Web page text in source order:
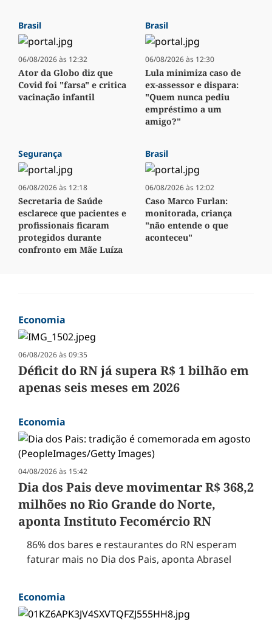
Brasil
06/08/2026 às 12:32
Ator da Globo diz que
Covid foi "farsa" e critica
vacinação infantil
Brasil
06/08/2026 às 12:30
Lula minimiza caso de
ex-assessor e dispara:
"Quem nunca pediu
empréstimo a um
amigo?"
Segurança
06/08/2026 às 12:18
Secretaria de Saúde
esclarece que pacientes e
profissionais ficaram
protegidos durante
confronto em Mãe Luíza
Brasil
06/08/2026 às 12:02
Caso Marco Furlan:
monitorada, criança
"não entende o que
aconteceu"
Economia
06/08/2026 às 09:35
Déficit do RN já supera R$ 1 bilhão em
apenas seis meses em 2026
Economia
04/08/2026 às 15:42
Dia dos Pais deve movimentar R$ 368,2
milhões no Rio Grande do Norte,
aponta Instituto Fecomércio RN
86% dos bares e restaurantes do RN esperam
faturar mais no Dia dos Pais, aponta Abrasel
Economia